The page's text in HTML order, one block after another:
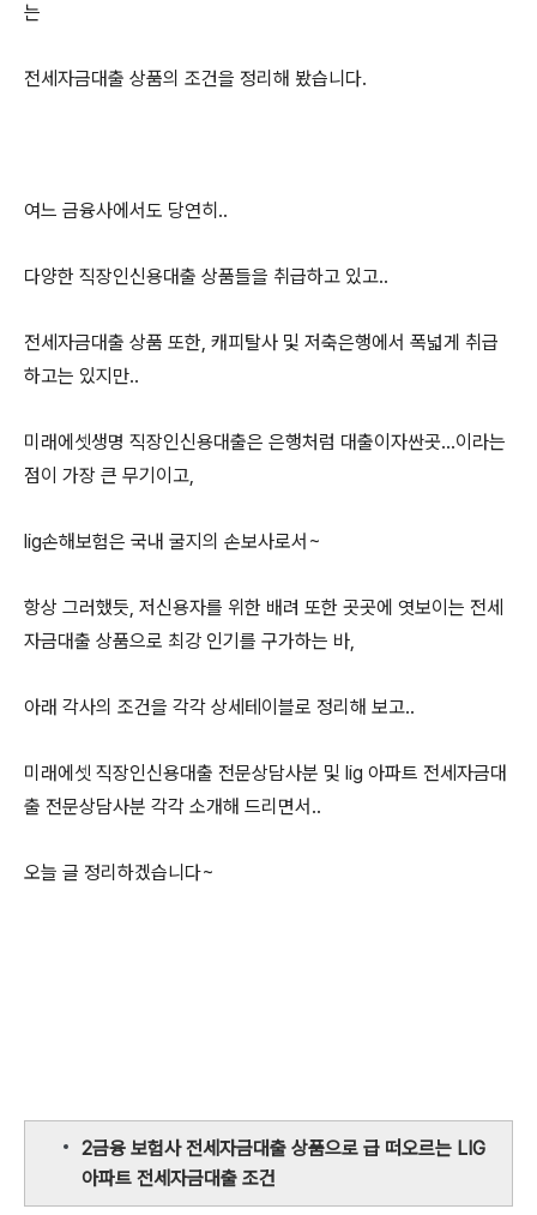
는
전세자금대출 상품의 조건을 정리해 봤습니다.
여느 금융사에서도 당연히..
다양한 직장인신용대출 상품들을 취급하고 있고..
전세자금대출 상품 또한, 캐피탈사 및 저축은행에서 폭넓게 취급
하고는 있지만..
미래에셋생명 직장인신용대출은 은행처럼 대출이자싼곳...이라는
점이 가장 큰 무기이고,
lig손해보험은 국내 굴지의 손보사로서~
항상 그러했듯, 저신용자를 위한 배려 또한 곳곳에 엿보이는 전세
자금대출 상품으로 최강 인기를 구가하는 바,
아래 각사의 조건을 각각 상세테이블로 정리해 보고..
미래에셋 직장인신용대출 전문상담사분 및 lig 아파트 전세자금대
출 전문상담사분 각각 소개해 드리면서..
오늘 글 정리하겠습니다~
2금융 보험사 전세자금대출 상품으로 급 떠오르는 LIG
아파트 전세자금대출 조건